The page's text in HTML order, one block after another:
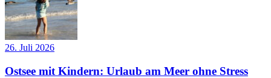
26. Juli 2026
Ostsee mit Kindern: Urlaub am Meer ohne Stress